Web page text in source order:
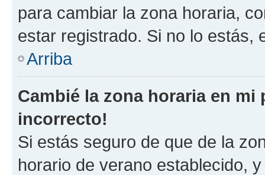
para cambiar la zona horaria,
estar registrado. Si no lo estás,
Arriba
Cambié la zona horaria en
incorrecto!
Si estás seguro de que de la
horario de verano establecido,